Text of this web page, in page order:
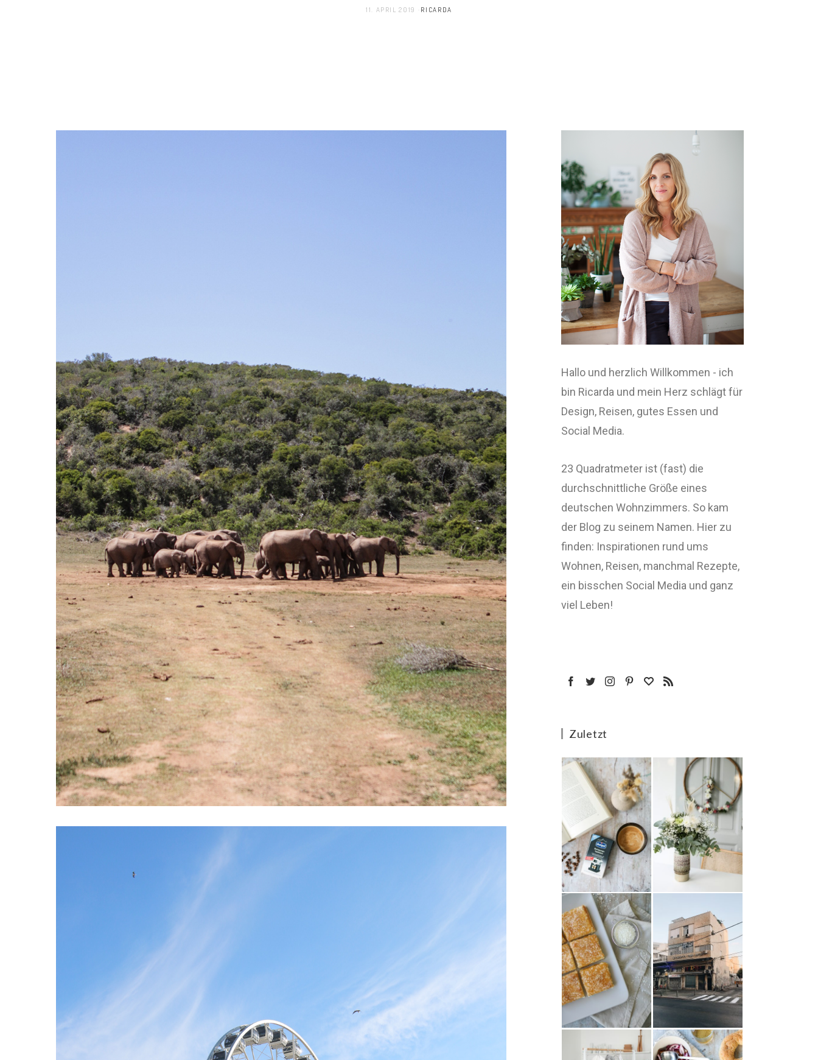
11. APRIL 2019 RICARDA
Hallo und herzlich Willkommen - ich
bin Ricarda und mein Herz schlägt für
Design, Reisen, gutes Essen und
Social Media.
23 Quadratmeter ist (fast) die
durchschnittliche Größe eines
deutschen Wohnzimmers. So kam
der Blog zu seinem Namen. Hier zu
finden: Inspirationen rund ums
Wohnen, Reisen, manchmal Rezepte,
ein bisschen Social Media und ganz
viel Leben!
Zuletzt